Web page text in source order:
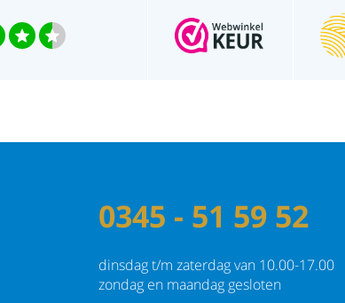
0345 - 51 59 52
dinsdag t/m zaterdag van 10.00-17.00
zondag en maandag gesloten